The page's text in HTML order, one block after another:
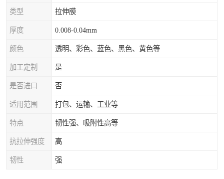
类型 拉伸膜
厚度 0.008-0.04mm
颜色 透明、彩色、蓝色、黑色、黄色等
加工定制 是
是否进口 否
适用范围 打包、运输、工业等
特点 韧性强、吸附性高等
抗拉伸强度 高
韧性 强